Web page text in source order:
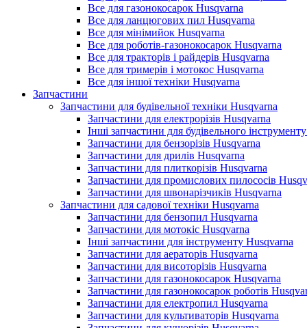
Все для газонокосарок Husqvarna
Все для ланцюгових пил Husqvarna
Все для мінімийок Husqvarna
Все для роботів-газонокосарок Husqvarna
Все для тракторів і райдерів Husqvarna
Все для тримерів і мотокос Husqvarna
Все для іншої техніки Husqvarna
Запчастини
Запчастини для будівельної техніки Husqvarna
Запчастини для електрорізів Husqvarna
Інші запчастини для будівельного
Запчастини для бензорізів Husqvarna
Запчастини для дрилів Husqvarna
Запчастини для плиткорізів Husqvarna
Запчастини для промислових пилососів
Запчастини для швонарізчиків Husqvarna
Запчастини для садової техніки Husqvarna
Запчастини для бензопил Husqvarna
Запчастини для мотокіс Husqvarna
Інші запчастини для інструменту Husqvarna
Запчастини для аераторів Husqvarna
Запчастини для висоторізів Husqvarna
Запчастини для газонокосарок Husqvarna
Запчастини для газонокосарок роботів
Запчастини для електропил Husqvarna
Запчастини для культиваторів Husqvarna